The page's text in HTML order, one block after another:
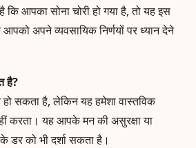
कि आपका सोना चोरी हो गया है, तो यह इस
अपने व्यवसायिक निर्णयों पर ध्यान देने
है?
सकता है, लेकिन यह हमेशा वास्तविक
करता। यह आपके मन की असुरक्षा या
को भी दर्शा सकता है।